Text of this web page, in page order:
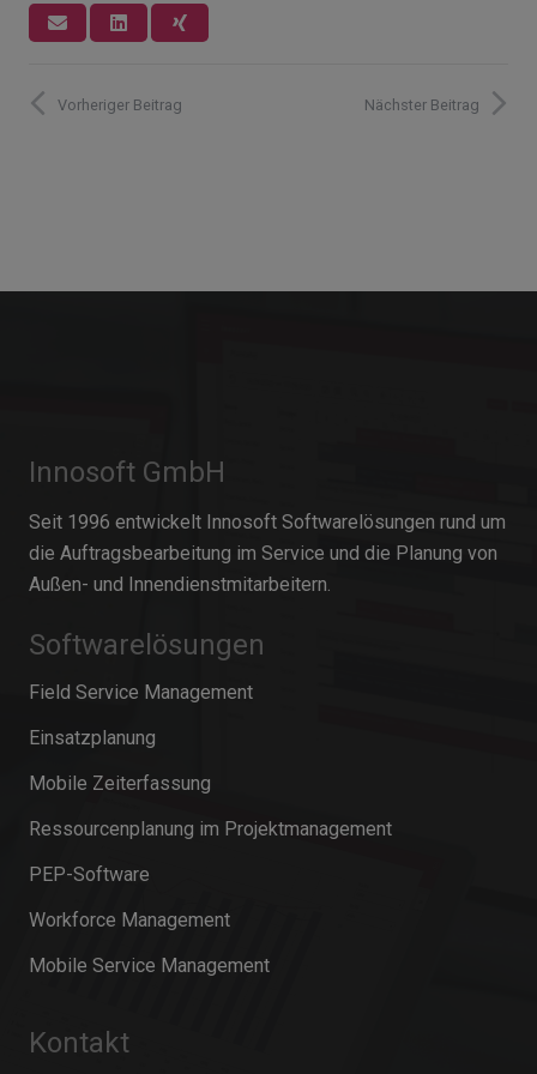
Vorheriger Beitrag Nächster Beitrag
Innosoft GmbH
Seit 1996 entwickelt Innosoft Softwarelösungen rund um
die Auftragsbearbeitung im Service und die Planung von
Außen- und Innendienstmitarbeitern.
Softwarelösungen
Field Service Management
Einsatzplanung
Mobile Zeiterfassung
Ressourcenplanung im Projektmanagement
PEP-Software
Workforce Management
Mobile Service Management
Kontakt